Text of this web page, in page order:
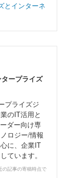
とインターネ
ープライズ
プライズジ
のIT活用と
ダー向け専
ロジー/情報
に、企業IT
ています。
の記事の寄稿時点で